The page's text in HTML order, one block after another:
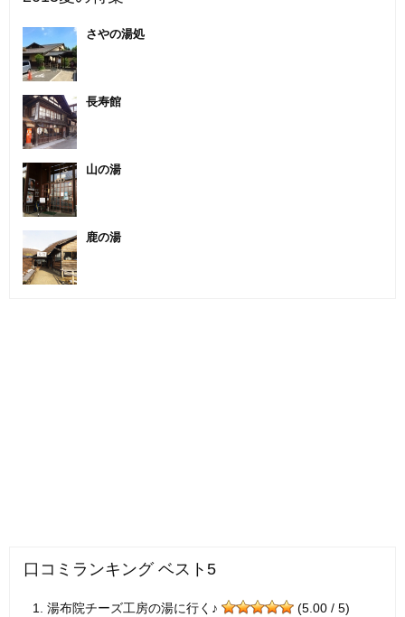
さやの湯処
長寿館
山の湯
鹿の湯
口コミランキング ベスト5
湯布院チーズ工房の湯に行く♪
(5.00 / 5)